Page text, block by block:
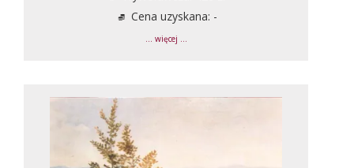
Cena uzyskana: -
... więcej ...